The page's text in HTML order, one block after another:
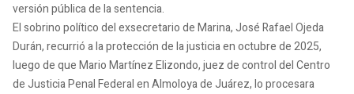
versión pública de la sentencia.
El sobrino político del exsecretario de Marina, José Rafael Ojeda
Durán, recurrió a la protección de la justicia en octubre de 2025,
luego de que Mario Martínez Elizondo, juez de control del Centro
de Justicia Penal Federal en Almoloya de Juárez, lo procesara